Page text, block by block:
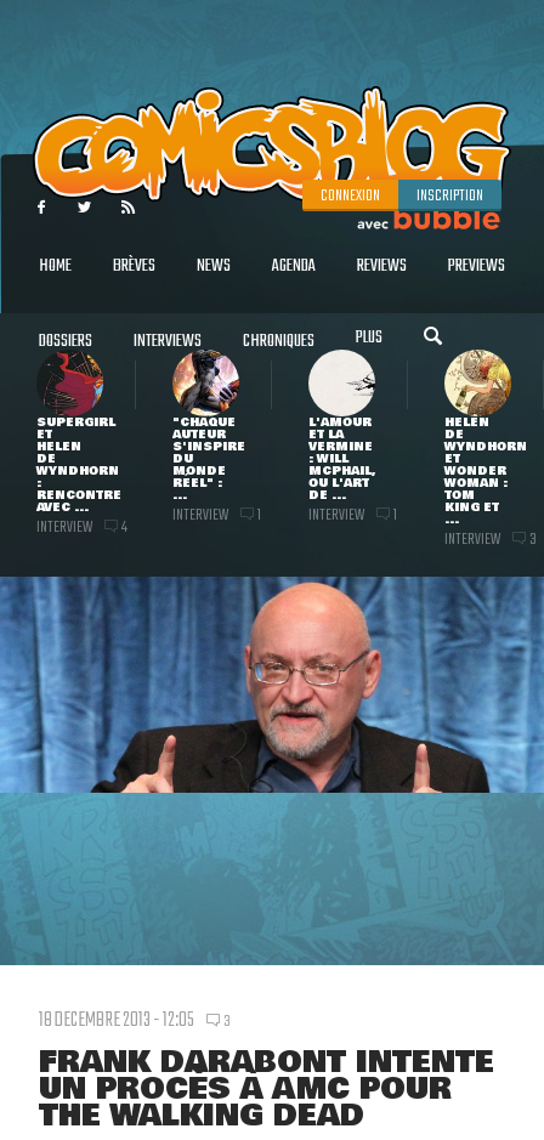
CONNEXION INSCRIPTION
HOME BRÈVES NEWS AGENDA REVIEWS PREVIEWS
DOSSIERS INTERVIEWS CHRONIQUES PLUS
SUPERGIRL
ET
HELEN
DE
WYNDHORN
:
RENCONTRE
AVEC ...
INTERVIEW 4
"CHAQUE
AUTEUR
S'INSPIRE
DU
MONDE
RÉEL" :
...
INTERVIEW 1
L'AMOUR
ET LA
VERMINE
: WILL
MCPHAIL,
OU L'ART
DE ...
INTERVIEW 1
HELEN
DE
WYNDHORN
ET
WONDER
WOMAN :
TOM
KING ET
...
INTERVIEW 3
18 DECEMBRE 2013 - 12:05 3
FRANK DARABONT INTENTE
UN PROCÈS À AMC POUR
THE WALKING DEAD